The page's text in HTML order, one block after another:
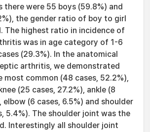
there were 55 boys (59.8%) and
the gender ratio of boy to girl
The highest ratio in incidence of
was in age category of 1-6
(29.3%). In the anatomical
arthritis, we demonstrated
most common (48 cases, 52.2%),
(25 cases, 27.2%), ankle (8
elbow (6 cases, 6.5%) and shoulder
5.4%). The shoulder joint was the
Interestingly all shoulder joint